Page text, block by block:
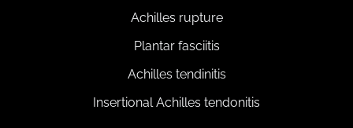
Achilles rupture
Plantar fasciitis
Achilles tendinitis
Insertional Achilles tendonitis